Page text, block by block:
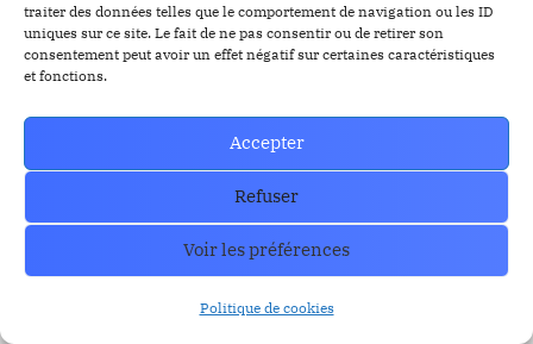
traiter des données telles que le comportement de navigation ou les ID
uniques sur ce site. Le fait de ne pas consentir ou de retirer son
consentement peut avoir un effet négatif sur certaines caractéristiques
et fonctions.
Accepter
Refuser
Voir les préférences
Politique de cookies
BinanceBitBankCoin
BitBankCoin Visa Card NFTs
bitcoin
BullrunCraig WrightcryptoCZElon Musk
ETF BitcoinETF Bitcoin Spot
ETF Ethereum ETFs ethereum
FTXGRAYSCALEIEOl'orListingLoanex
PresalePrévente